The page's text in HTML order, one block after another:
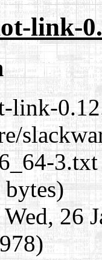
link-
link-
3.txt
Wed, 26